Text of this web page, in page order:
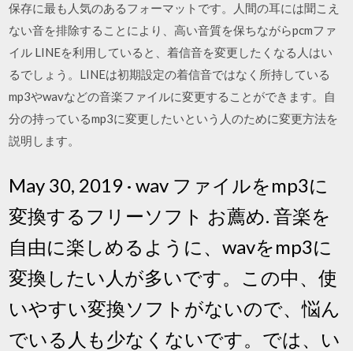
保存に最も人気のあるフォーマットです。人間の耳には聞こえ
ない音を排除することにより、高い音質を保ちながらpcmファ
イル LINEを利用していると、着信音を変更したくなる人はい
るでしょう。LINEは初期設定の着信音ではなく所持している
mp3やwavなどの音楽ファイルに変更することができます。自
分の持っているmp3に変更したいという人のために変更方法を
説明します。
May 30, 2019 · wav ファイルをmp3に
変換するフリーソフト お薦め. 音楽を
自由に楽しめるように、wavをmp3に
変換したい人が多いです。この中、使
いやすい変換ソフトがないので、悩ん
でいる人も少なくないです。では、い